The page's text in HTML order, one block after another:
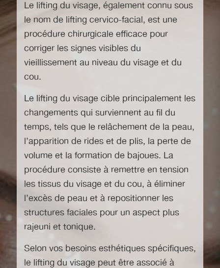
Le lifting du visage, également connu sous
le nom de lifting cervico-facial, est une
procédure chirurgicale efficace pour
corriger les signes visibles du
vieillissement au niveau du visage et du
cou.
Le lifting du visage cible principalement les
changements qui surviennent au fil du
temps, tels que le relâchement de la peau,
l’apparition de rides et de plis, la perte de
volume et la formation de bajoues. La
procédure consiste à remettre en tension
les tissus du visage et du cou, à éliminer
l’excès de peau et à repositionner les
structures faciales pour un aspect plus
rajeuni et tonique.
Selon vos besoins esthétiques spécifiques,
le lifting du visage peut être associé à